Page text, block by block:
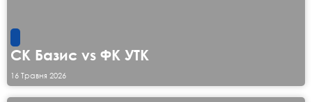
СК Базис vs ФК УТК
16 Травня 2026